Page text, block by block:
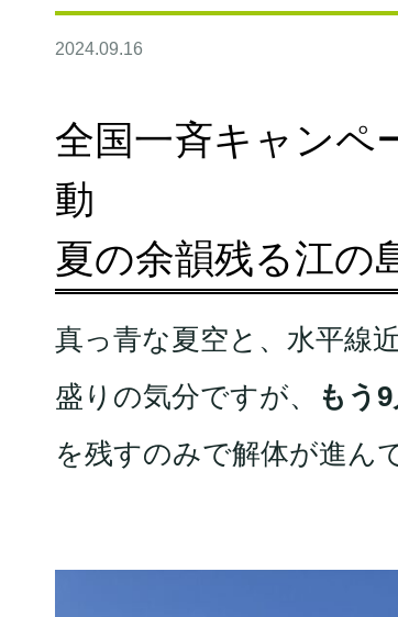
2024.09.16
全国⼀斉キャンペ
動
夏の余韻残る江の
真っ青な夏空と、水平線
盛りの気分ですが、
もう
を残すのみで解体が進ん